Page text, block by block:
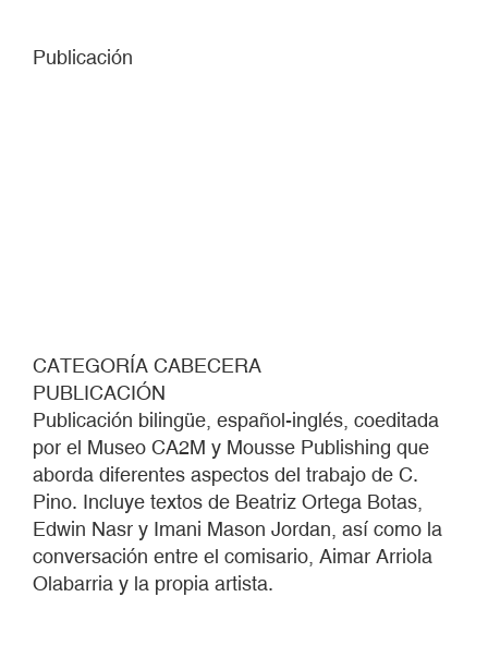
Publicación
CATEGORÍA CABECERA
PUBLICACIÓN
Publicación bilingüe, español-inglés, coeditada
por el Museo CA2M y Mousse Publishing que
aborda diferentes aspectos del trabajo de C.
Pino. Incluye textos de Beatriz Ortega Botas,
Edwin Nasr y Imani Mason Jordan, así como la
conversación entre el comisario, Aimar Arriola
Olabarria y la propia artista.